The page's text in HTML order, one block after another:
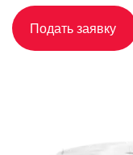
Подать заявку